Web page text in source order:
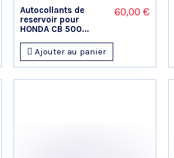
Autocollants de
reservoir pour
HONDA CB 500...
60,00 €
Ajouter au panier